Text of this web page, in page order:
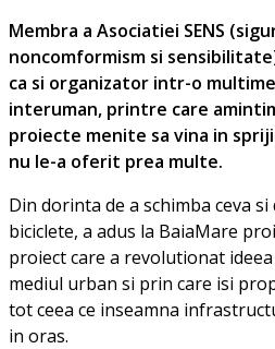
Membra a Asociatiei SENS
noncomformism si
ca si organizator intr-o
interuman, printre care
proiecte menite sa vina in
nu le-a oferit prea multe.
Din dorinta de a schimba ceva
biciclete, a adus la BaiaMare
proiect care a revolutionat
mediul urban si prin care isi
tot ceea ce inseamna
in oras.